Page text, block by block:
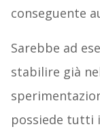
conseguente
Sarebbe ad
stabilire già
possiede tutti